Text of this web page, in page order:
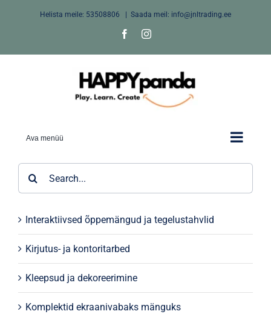
Helista meile: 53508806 Saada meil: info@jnltrading.ee
FacebookInstagram
Ava menüü
Interaktiivsed õppemängud ja tegelustahvlid
Kirjutus- ja kontoritarbed
Kleepsud ja dekoreerimine
Komplektid ekraanivabaks mänguks